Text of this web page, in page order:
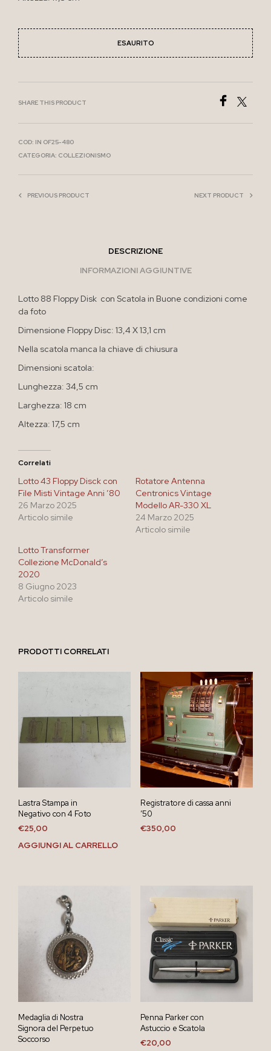
ESAURITO
SHARE THIS PRODUCT
COD: IN OF25-480
CATEGORIA: COLLEZIONISMO
PREVIOUS PRODUCT NEXT PRODUCT
DESCRIZIONE
INFORMAZIONI AGGIUNTIVE
Lotto 88 Floppy Disk con Scatola in Buone condizioni come
da foto
Dimensione Floppy Disc: 13,4 X 13,1 cm
Nella scatola manca la chiave di chiusura
Dimensioni scatola:
Lunghezza: 34,5 cm
Larghezza: 18 cm
Altezza: 17,5 cm
Correlati
Lotto 43 Floppy Disck con
File Misti Vintage Anni ’80
26 Marzo 2025
Articolo simile
Rotatore Antenna
Centronics Vintage
Modello AR-330 XL
24 Marzo 2025
Articolo simile
Lotto Transformer
Collezione McDonald’s
2020
8 Giugno 2023
Articolo simile
PRODOTTI CORRELATI
Lastra Stampa in
Negativo con 4 Foto
€25,00
AGGIUNGI AL CARRELLO
Registratore di cassa anni
’50
€350,00
Medaglia di Nostra
Signora del Perpetuo
Soccorso
Penna Parker con
Astuccio e Scatola
€20,00